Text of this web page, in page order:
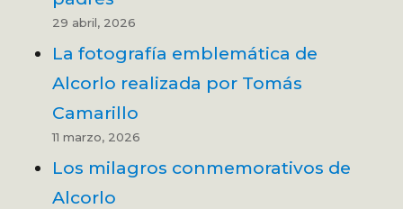
29 abril, 2026
La fotografía emblemática de
Alcorlo realizada por Tomás
Camarillo
11 marzo, 2026
Los milagros conmemorativos de
Alcorlo